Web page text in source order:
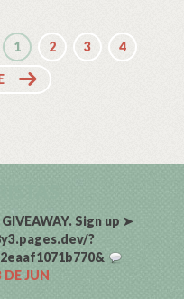
1 2 3 4
Sign up ➤
?
DE JUN